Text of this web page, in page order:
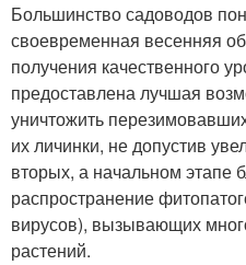
Большинство садоводов
своевременная весенняя
получения качественного
предоставлена лучшая
уничтожить
их личинки, не допустив
вторых, а начальном этапе
распространение
вирусов), вызывающих
растений.